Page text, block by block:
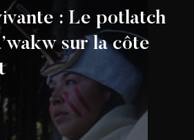
: Le potlatch
sur la côte